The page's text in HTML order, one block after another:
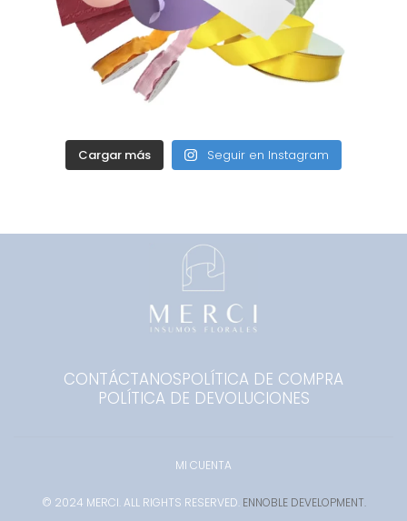
Cargar más Seguir en Instagram
CONTÁCTANOSPOLÍTICA DE COMPRA
POLÍTICA DE DEVOLUCIONES
© 2024 MERCI. ALL RIGHTS RESERVED. ENNOBLE DEVELOPMENT.
MI CUENTA